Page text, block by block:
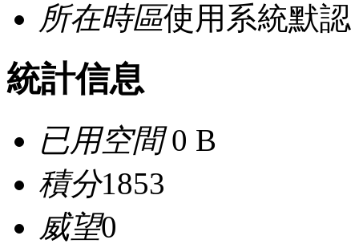
所在時區使用系統默認
統計信息
已用空間0 B
積分1853
威望0